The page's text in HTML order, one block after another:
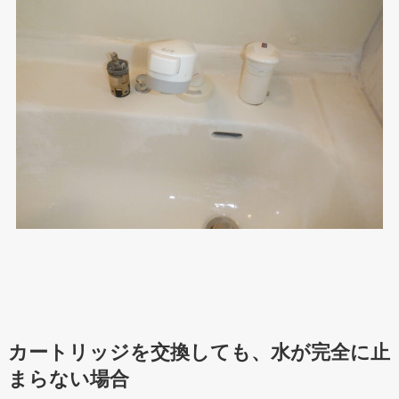
カートリッジを交換しても、水が完全に止
まらない場合